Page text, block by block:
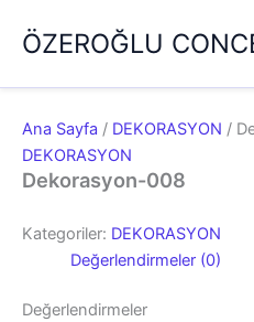
atlaÖZEROĞLU
Ana Sayfa / DEKORASYON /
DEKORASYON
Dekorasyon-008
Kategoriler: DEKORASYON
Değerlendirmeler (0)
Değerlendirmeler